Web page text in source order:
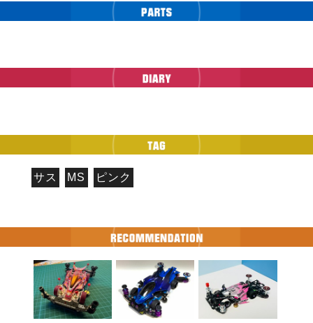
サス MS ピンク